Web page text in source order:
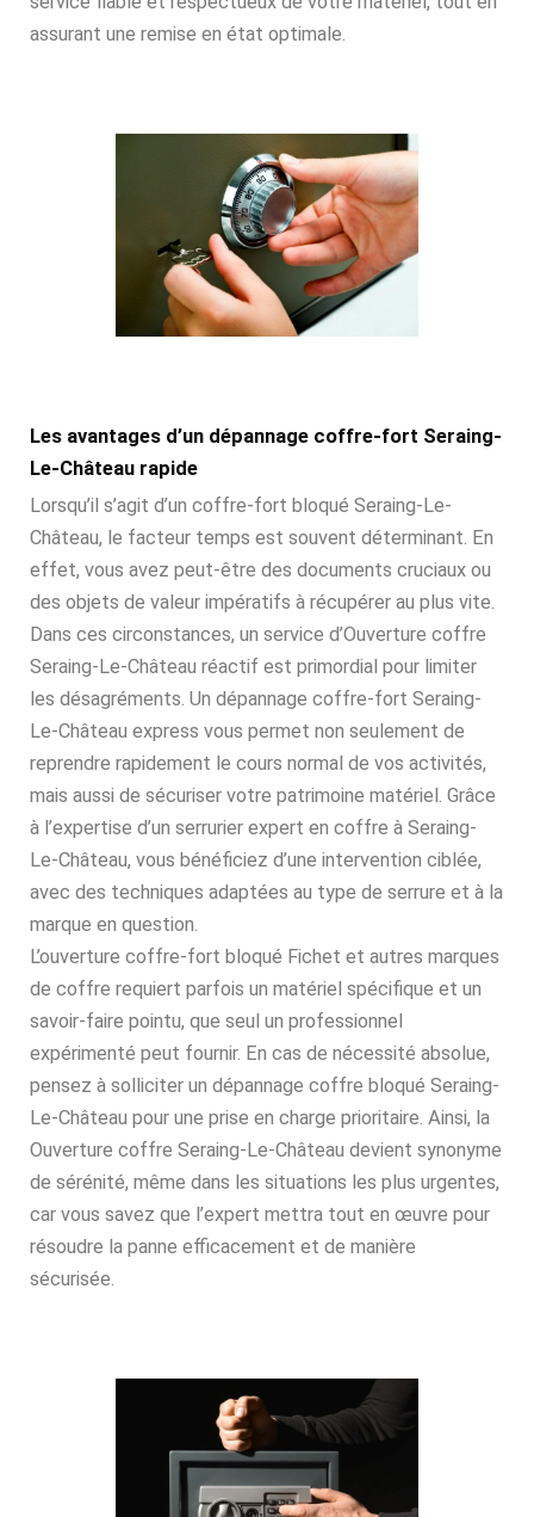
assurant une remise en état optimale.
Les avantages d’un dépannage coffre-fort Seraing-
Le-Château rapide
Lorsqu’il s’agit d’un coffre-fort bloqué Seraing-Le-
Château, le facteur temps est souvent déterminant. En
effet, vous avez peut-être des documents cruciaux ou
des objets de valeur impératifs à récupérer au plus vite.
Dans ces circonstances, un service d’Ouverture coffre
Seraing-Le-Château réactif est primordial pour limiter
les désagréments. Un dépannage coffre-fort Seraing-
Le-Château express vous permet non seulement de
reprendre rapidement le cours normal de vos activités,
mais aussi de sécuriser votre patrimoine matériel. Grâce
à l’expertise d’un serrurier expert en coffre à Seraing-
Le-Château, vous bénéficiez d’une intervention ciblée,
avec des techniques adaptées au type de serrure et à la
marque en question.
L’ouverture coffre-fort bloqué Fichet et autres marques
de coffre requiert parfois un matériel spécifique et un
savoir-faire pointu, que seul un professionnel
expérimenté peut fournir. En cas de nécessité absolue,
pensez à solliciter un dépannage coffre bloqué Seraing-
Le-Château pour une prise en charge prioritaire. Ainsi, la
Ouverture coffre Seraing-Le-Château devient synonyme
de sérénité, même dans les situations les plus urgentes,
car vous savez que l’expert mettra tout en œuvre pour
résoudre la panne efficacement et de manière
sécurisée.